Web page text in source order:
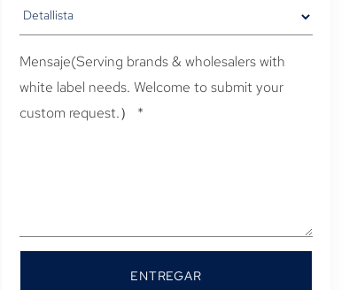
Mensaje(Serving brands & wholesalers with
white label needs. Welcome to submit your
custom request.）
*
ENTREGAR